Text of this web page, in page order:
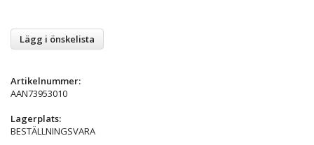
Lägg i önskelista
Artikelnummer:
AAN73953010
Lagerplats:
BESTÄLLNINGSVARA